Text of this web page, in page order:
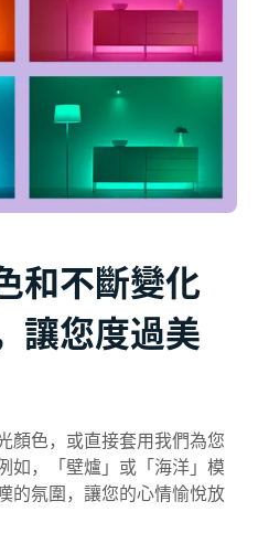
和不斷變化
讓您度過美
顏色，或直接套用我們為您
如，「壁爐」或「海洋」模
的氛圍，讓您的心情愉悅放